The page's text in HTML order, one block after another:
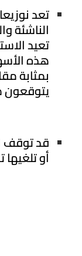
تعد
الناشئة
تعيد
هذه
بمثابة
يتوقعون
قد توقف
أو